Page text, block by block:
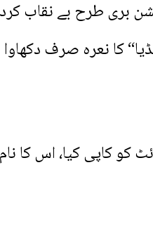
بری طرح بے نقاب
کا نعرہ صرف
کو کاپی کیا، اس کا